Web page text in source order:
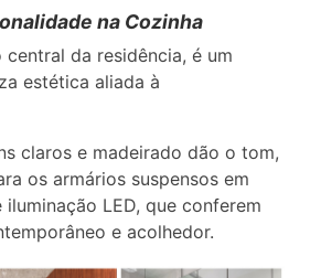
na Cozinha
da residência, é um
estética aliada à
claros e madeirado dão o tom,
os armários suspensos em
iluminação LED, que conferem
e acolhedor.